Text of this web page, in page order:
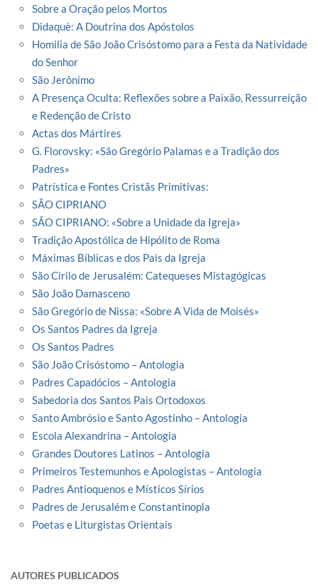
Sobre a Oração pelos Mortos
Didaquè: A Doutrina dos Apóstolos
Homilia de São João Crisóstomo para a Festa da Natividade
do Senhor
São Jerônimo
A Presença Oculta: Reflexões sobre a Paixão, Ressurreição
e Redenção de Cristo
Actas dos Mártires
G. Florovsky: «São Gregório Palamas e a Tradição dos
Padres»
Patrística e Fontes Cristãs Primitivas:
SÃO CIPRIANO
SÃO CIPRIANO: «Sobre a Unidade da Igreja»
Tradição Apostólica de Hipólito de Roma
Máximas Bíblicas e dos Pais da Igreja
São Cirilo de Jerusalém: Catequeses Mistagógicas
São João Damasceno
São Gregório de Nissa: «Sobre A Vida de Moisés»
Os Santos Padres da Igreja
Os Santos Padres
São João Crisóstomo – Antologia
Padres Capadócios – Antologia
Sabedoria dos Santos Pais Ortodoxos
Santo Ambrósio e Santo Agostinho – Antologia
Escola Alexandrina – Antologia
Grandes Doutores Latinos – Antologia
Primeiros Testemunhos e Apologistas – Antologia
Padres Antioquenos e Místicos Sírios
Padres de Jerusalém e Constantinopla
Poetas e Liturgistas Orientais
AUTORES PUBLICADOS